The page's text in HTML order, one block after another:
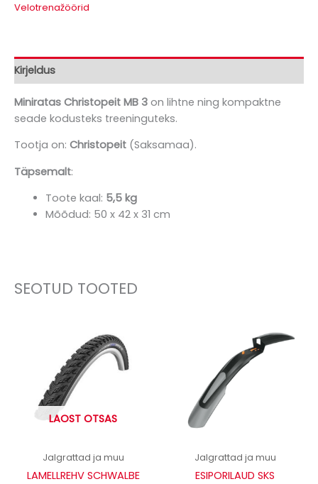
Velotrenažöörid
Kirjeldus
Miniratas Christopeit MB 3 on lihtne ning kompaktne
seade kodusteks treeninguteks.
Tootja on: Christopeit (Saksamaa).
Täpsemalt:
Toote kaal: 5,5 kg
Mõõdud: 50 x 42 x 31 cm
SEOTUD TOOTED
LAOST OTSAS
Jalgrattad ja muu
LAMELLREHV SCHWALBE
Jalgrattad ja muu
ESIPORILAUD SKS